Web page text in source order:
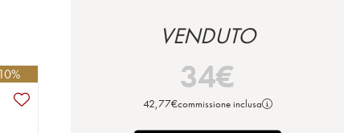
VENDUTO
34€
42,77€commissione inclusa